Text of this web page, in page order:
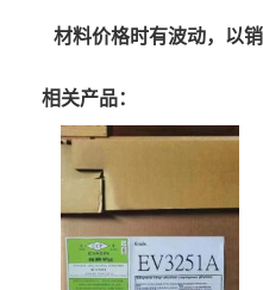
材料价格时有波动，以
相关产品：